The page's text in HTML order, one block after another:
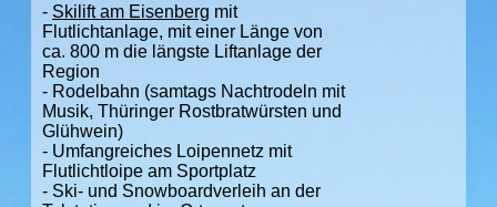
- Skilift am Eisenberg mit
Flutlichtanlage, mit einer Länge von
ca. 800 m die längste Liftanlage der
Region
- Rodelbahn (samtags Nachtrodeln mit
Musik, Thüringer Rostbratwürsten und
Glühwein)
- Umfangreiches Loipennetz mit
Flutlichtloipe am Sportplatz
- Ski- und Snowboardverleih an der